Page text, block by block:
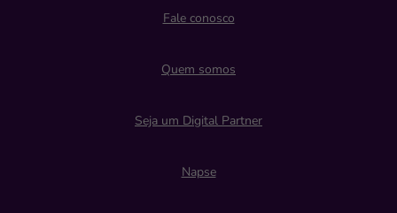
Fale conosco
Quem somos
Seja um Digital Partner
Napse